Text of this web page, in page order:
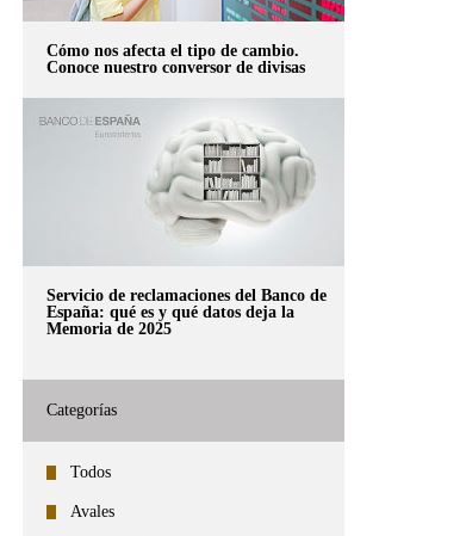
Cómo nos afecta el tipo de cambio.
Conoce nuestro conversor de divisas
Servicio de reclamaciones del Banco de
España: qué es y qué datos deja la
Memoria de 2025
Categorías
Todos
Avales